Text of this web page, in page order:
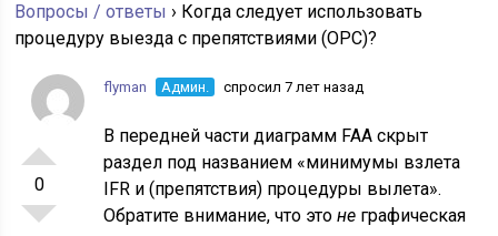
Вопросы / ответы › Когда следует использовать
процедуру выезда с препятствиями (ОРС)?
0
flyman Админ. спросил 7 лет назад
В передней части диаграмм FAA скрыт
раздел под названием «минимумы взлета
IFR и (препятствия) процедуры вылета».
Обратите внимание, что этоне графическая